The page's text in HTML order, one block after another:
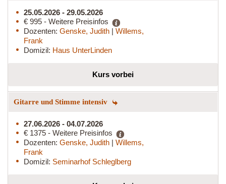
25.05.2026 - 29.05.2026
€ 995 - Weitere Preisinfos
Dozenten: Genske, Judith | Willems,
Frank
Domizil: Haus UnterLinden
Kurs vorbei
Gitarre und Stimme intensiv
27.06.2026 - 04.07.2026
€ 1375 - Weitere Preisinfos
Dozenten: Genske, Judith | Willems,
Frank
Domizil: Seminarhof Schleglberg